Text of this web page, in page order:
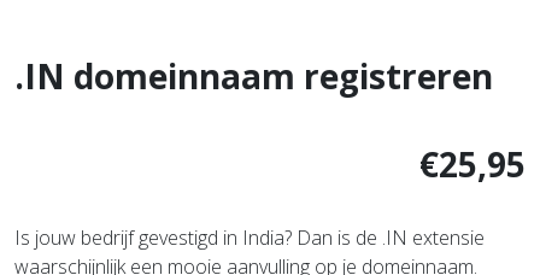
.IN domeinnaam registreren
€25,95
Is jouw bedrijf gevestigd in India? Dan is de .IN extensie
waarschijnlijk een mooie aanvulling op je domeinnaam.